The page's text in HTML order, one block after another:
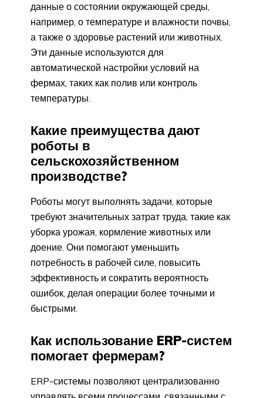
данные о состоянии окружающей среды,
например, о температуре и влажности почвы,
а также о здоровье растений или животных.
Эти данные используются для
автоматической настройки условий на
фермах, таких как полив или контроль
температуры.
Какие преимущества дают
роботы в
сельскохозяйственном
производстве?
Роботы могут выполнять задачи, которые
требуют значительных затрат труда, такие как
уборка урожая, кормление животных или
доение. Они помогают уменьшить
потребность в рабочей силе, повысить
эффективность и сократить вероятность
ошибок, делая операции более точными и
быстрыми.
Как использование ERP-систем
помогает фермерам?
ERP-системы позволяют централизованно